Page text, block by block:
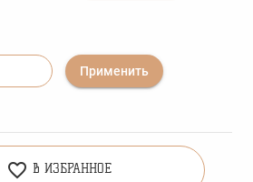
Применить
favorite_border В ИЗБРАННОЕ